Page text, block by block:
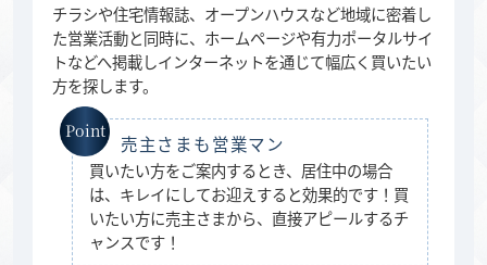
チラシや住宅情報誌、オープンハウスなど地域に密着し
た営業活動と同時に、ホームページや有力ポータルサイ
トなどへ掲載しインターネットを通じて幅広く買いたい
方を探します。
売主さまも営業マン
買いたい方をご案内するとき、居住中の場合
は、キレイにしてお迎えすると効果的です！買
いたい方に売主さまから、直接アピールするチ
ャンスです！